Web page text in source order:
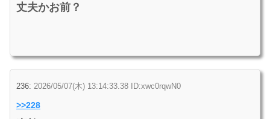
丈夫かお前？
236: 2026/05/07(木) 13:14:33.38 ID:xwc0rqwN0
>>228